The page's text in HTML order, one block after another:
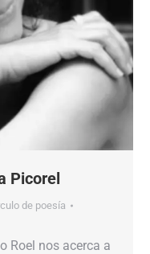
Picorel
de poesía
Roel nos acerca a